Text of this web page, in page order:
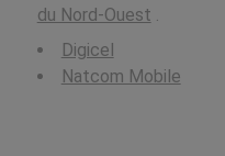
du Nord-Ouest
Digicel
Natcom Mobile